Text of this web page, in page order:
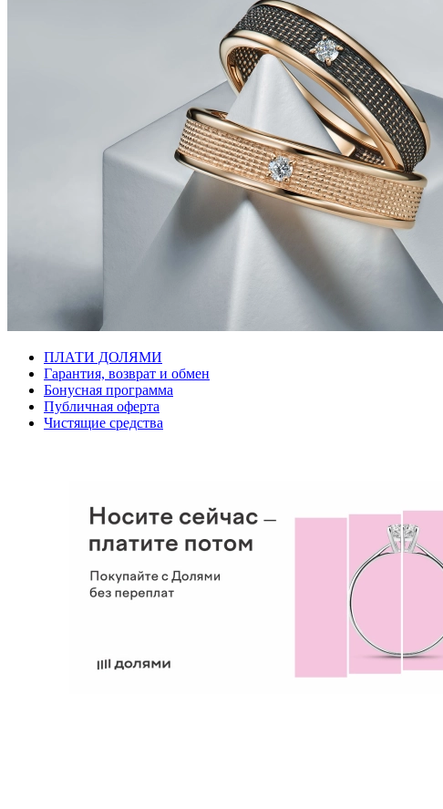
ПЛАТИ ДОЛЯМИ
Гарантия, возврат и обмен
Бонусная программа
Публичная оферта
Чистящие средства